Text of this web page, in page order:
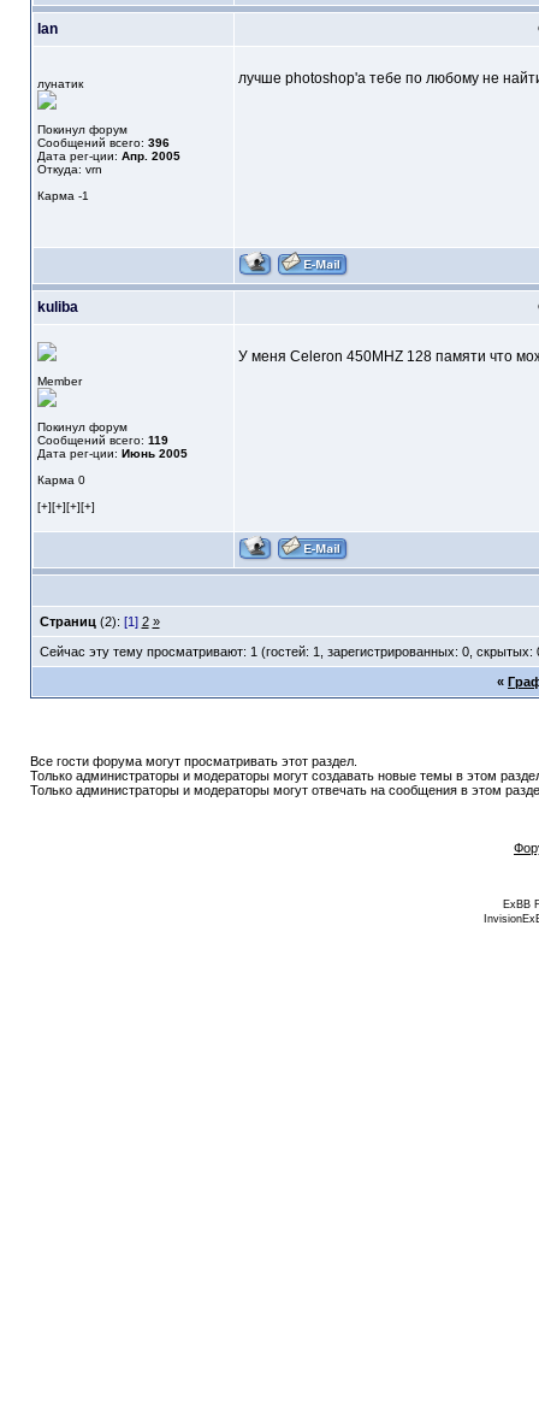
lan
лунатик
Покинул форум
Сообщений всего: 396
Дата рег-ции: Апр. 2005
Откуда: vrn
Карма -1
лучше photoshop'а тебе по любому не
kuliba
Member
Покинул форум
Сообщений всего: 119
Дата рег-ции: Июнь 2005
Карма 0
[+][+][+][+]
У меня Celeron 450MHZ 128 памяти что
Страниц (2): [1] 2 »
Сейчас эту тему просматривают: 1 (гостей: 1, зарегистрированных: 0, скрытых:
«
Все гости форума могут просматривать этот раздел.
Только администраторы и модераторы могут создавать новые темы в этом
Только администраторы и модераторы могут отвечать на сообщения в этом
ExBB